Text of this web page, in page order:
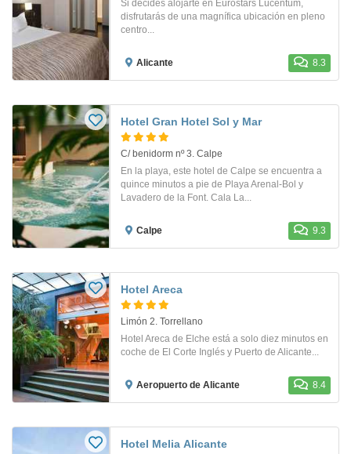
Si decides alojarte en Eurostars Lucentum,
disfrutarás de una magnífica ubicación en pleno
centro...
Alicante 8.3
Hotel Gran Hotel Sol y Mar
C/ benidorm nº 3. Calpe
En la playa, este hotel de Calpe se encuentra a
quince minutos a pie de Playa Arenal-Bol y
Lavadero de la Font. Cala La...
Calpe 9.3
Hotel Areca
Limón 2. Torrellano
Hotel Areca de Elche está a solo diez minutos en
coche de El Corte Inglés y Puerto de Alicante...
Aeropuerto de Alicante 8.4
Hotel Melia Alicante